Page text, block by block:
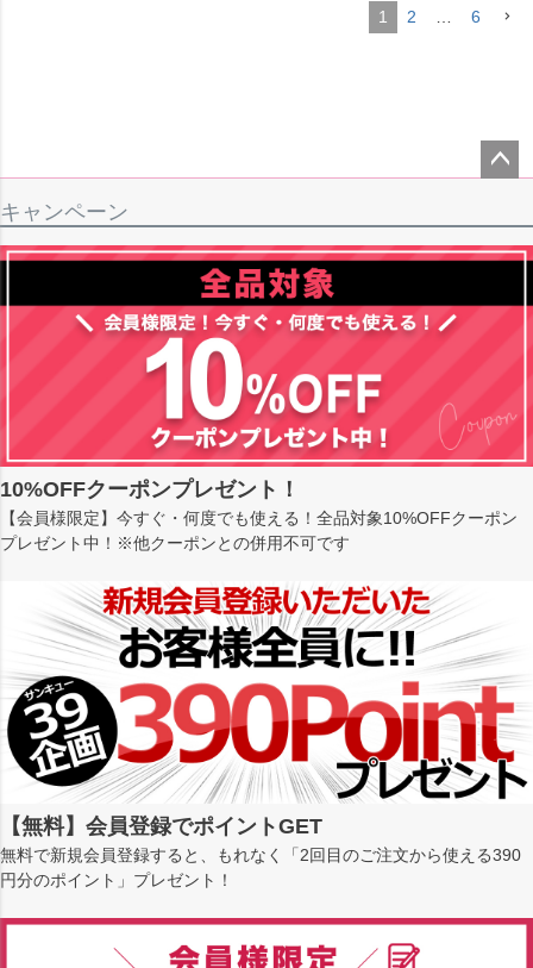
1 2 6
ップ
へ
キャンペーン
10%OFFクーポンプレゼント！
【会員様限定】今すぐ・何度でも使える！全品対象10%OFFクーポン
プレゼント中！※他クーポンとの併用不可です
【無料】会員登録でポイントGET
無料で新規会員登録すると、もれなく「2回目のご注文から使える390
円分のポイント」プレゼント！